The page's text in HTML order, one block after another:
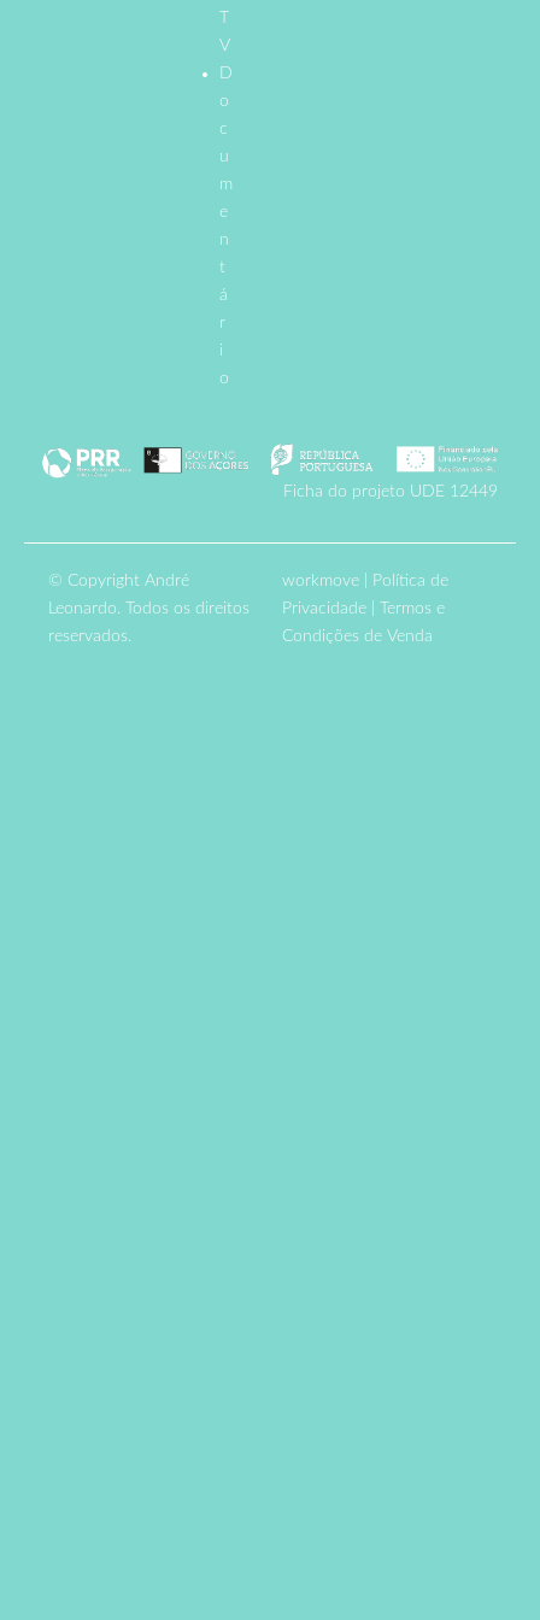
T
V
D
o
c
u
m
e
n
t
á
r
i
o
Ficha do projeto UDE 12449
© Copyright André
Leonardo. Todos os direitos
reservados.
workmove
Política de
Privacidade
Termos e
Condições de Venda